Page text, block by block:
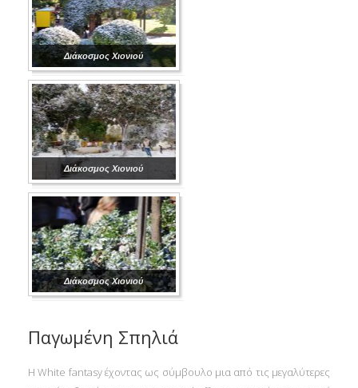
Διάκοσμος Χιονιού
Διάκοσμος Χιονιού
Διάκοσμος Χιονιού
Παγωμένη Σπηλιά
Η White fantasy έχοντας ως σύμβουλο μια από τις μεγαλύτερες